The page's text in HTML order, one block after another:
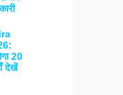
20
देखें